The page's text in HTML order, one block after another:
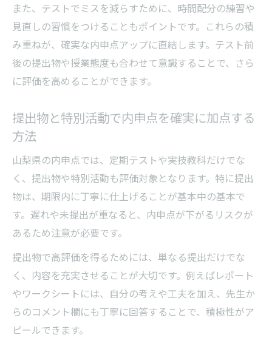
また、テストでミスを減らすために、時間配分の練習や
見直しの習慣をつけることもポイントです。これらの積
み重ねが、確実な内申点アップに直結します。テスト前
後の提出物や授業態度も合わせて意識することで、さら
に評価を高めることができます。
提出物と特別活動で内申点を確実に加点する
方法
山梨県の内申点では、定期テストや実技教科だけでな
く、提出物や特別活動も評価対象となります。特に提出
物は、期限内に丁寧に仕上げることが基本中の基本で
す。遅れや未提出が重なると、内申点が下がるリスクが
あるため注意が必要です。
提出物で高評価を得るためには、単なる提出だけでな
く、内容を充実させることが大切です。例えばレポート
やワークシートには、自分の考えや工夫を加え、先生か
らのコメント欄にも丁寧に回答することで、積極性がア
ピールできます。